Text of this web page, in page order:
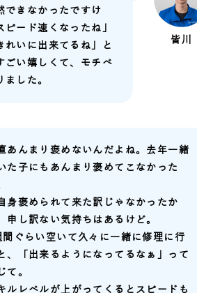
皆川
できなかったですけ
ード速くなったね」
れいに出来てるね」と
ごい嬉しくて、モチベ
した。
あんまり褒めないんだよね。去年一緒
た子にもあんまり褒めてこなかった
身褒められて来た訳じゃなかったか
申し訳ない気持ちはあるけど。
間ぐらい空いて久々に一緒に修理に行
、「出来るようになってるなぁ」って
て。
ルレベルが上がってくるとスピードも